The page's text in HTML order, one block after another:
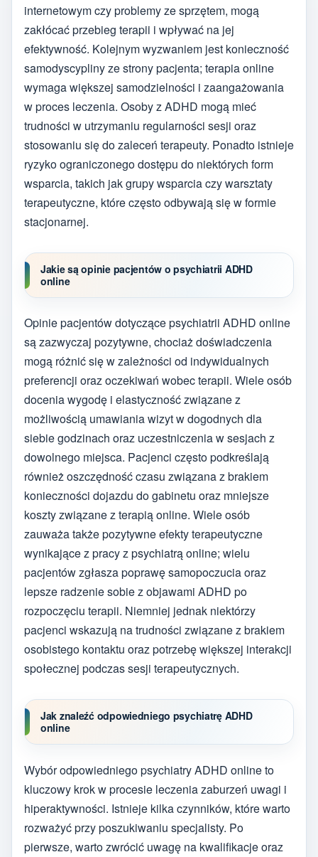
internetowym czy problemy ze sprzętem, mogą
zakłócać przebieg terapii i wpływać na jej
efektywność. Kolejnym wyzwaniem jest konieczność
samodyscypliny ze strony pacjenta; terapia online
wymaga większej samodzielności i zaangażowania
w proces leczenia. Osoby z ADHD mogą mieć
trudności w utrzymaniu regularności sesji oraz
stosowaniu się do zaleceń terapeuty. Ponadto istnieje
ryzyko ograniczonego dostępu do niektórych form
wsparcia, takich jak grupy wsparcia czy warsztaty
terapeutyczne, które często odbywają się w formie
stacjonarnej.
Jakie są opinie pacjentów o psychiatrii ADHD
online
Opinie pacjentów dotyczące psychiatrii ADHD online
są zazwyczaj pozytywne, chociaż doświadczenia
mogą różnić się w zależności od indywidualnych
preferencji oraz oczekiwań wobec terapii. Wiele osób
docenia wygodę i elastyczność związane z
możliwością umawiania wizyt w dogodnych dla
siebie godzinach oraz uczestniczenia w sesjach z
dowolnego miejsca. Pacjenci często podkreślają
również oszczędność czasu związana z brakiem
konieczności dojazdu do gabinetu oraz mniejsze
koszty związane z terapią online. Wiele osób
zauważa także pozytywne efekty terapeutyczne
wynikające z pracy z psychiatrą online; wielu
pacjentów zgłasza poprawę samopoczucia oraz
lepsze radzenie sobie z objawami ADHD po
rozpoczęciu terapii. Niemniej jednak niektórzy
pacjenci wskazują na trudności związane z brakiem
osobistego kontaktu oraz potrzebę większej interakcji
społecznej podczas sesji terapeutycznych.
Jak znaleźć odpowiedniego psychiatrę ADHD
online
Wybór odpowiedniego psychiatry ADHD online to
kluczowy krok w procesie leczenia zaburzeń uwagi i
hiperaktywności. Istnieje kilka czynników, które warto
rozważyć przy poszukiwaniu specjalisty. Po
pierwsze, warto zwrócić uwagę na kwalifikacje oraz